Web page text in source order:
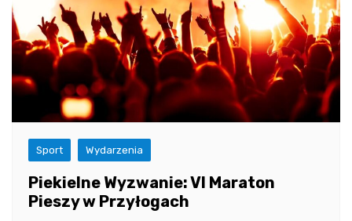
Sport Wydarzenia
Piekielne Wyzwanie: VI Maraton
Pieszy w Przyłogach